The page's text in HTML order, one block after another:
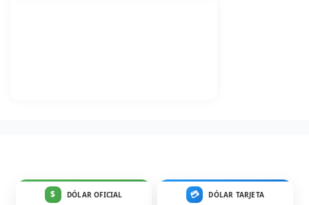
$ DÓLAR OFICIAL 💳 DÓLAR TARJETA